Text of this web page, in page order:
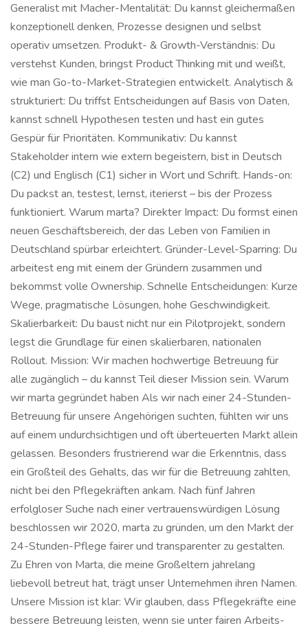
Generalist mit Macher-Mentalität: Du kannst gleichermaßen
konzeptionell denken, Prozesse designen und selbst
operativ umsetzen. Produkt- & Growth-Verständnis: Du
verstehst Kunden, bringst Product Thinking mit und weißt,
wie man Go-to-Market-Strategien entwickelt. Analytisch &
strukturiert: Du triffst Entscheidungen auf Basis von Daten,
kannst schnell Hypothesen testen und hast ein gutes
Gespür für Prioritäten. Kommunikativ: Du kannst
Stakeholder intern wie extern begeistern, bist in Deutsch
(C2) und Englisch (C1) sicher in Wort und Schrift. Hands-on:
Du packst an, testest, lernst, iterierst – bis der Prozess
funktioniert. Warum marta? Direkter Impact: Du formst einen
neuen Geschäftsbereich, der das Leben von Familien in
Deutschland spürbar erleichtert. Gründer-Level-Sparring: Du
arbeitest eng mit einem der Gründern zusammen und
bekommst volle Ownership. Schnelle Entscheidungen: Kurze
Wege, pragmatische Lösungen, hohe Geschwindigkeit.
Skalierbarkeit: Du baust nicht nur ein Pilotprojekt, sondern
legst die Grundlage für einen skalierbaren, nationalen
Rollout. Mission: Wir machen hochwertige Betreuung für
alle zugänglich – du kannst Teil dieser Mission sein. Warum
wir marta gegründet haben Als wir nach einer 24-Stunden-
Betreuung für unsere Angehörigen suchten, fühlten wir uns
auf einem undurchsichtigen und oft überteuerten Markt allein
gelassen. Besonders frustrierend war die Erkenntnis, dass
ein Großteil des Gehalts, das wir für die Betreuung zahlten,
nicht bei den Pflegekräften ankam. Nach fünf Jahren
erfolgloser Suche nach einer vertrauenswürdigen Lösung
beschlossen wir 2020, marta zu gründen, um den Markt der
24-Stunden-Pflege fairer und transparenter zu gestalten.
Zu Ehren von Marta, die meine Großeltern jahrelang
liebevoll betreut hat, trägt unser Unternehmen ihren Namen.
Unsere Mission ist klar: Wir glauben, dass Pflegekräfte eine
bessere Betreuung leisten, wenn sie unter fairen Arbeits-